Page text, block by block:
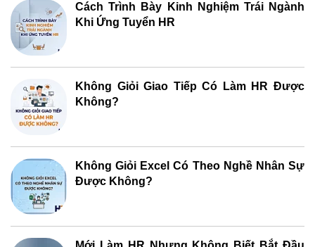
Cách Trình Bày Kinh Nghiệm Trái Ngành
Khi Ứng Tuyển HR
Không Giỏi Giao Tiếp Có Làm HR Được
Không?
Không Giỏi Excel Có Theo Nghề Nhân Sự
Được Không?